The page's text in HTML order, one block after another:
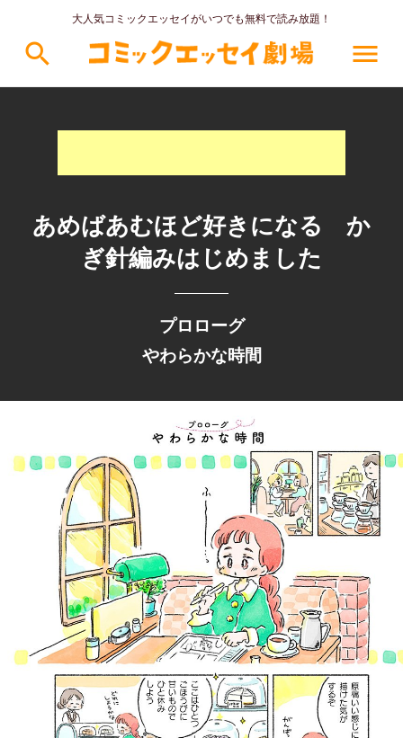
大人気コミックエッセイがいつでも無料で読み放題！
search menu
あめばあむほど好きになる か
ぎ針編みはじめました
プロローグ
やわらかな時間